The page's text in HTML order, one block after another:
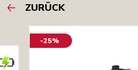
ZURÜCK
-25%